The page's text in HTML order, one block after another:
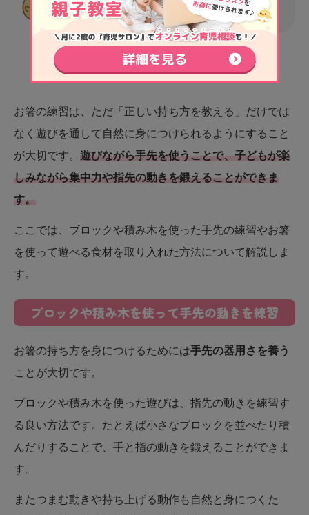
るように心がけましょう♪
遊びの中でお箸の練習をしよう
お箸の練習は、ただ「正しい持ち方を教える」だけでは
なく遊びを通して自然に身につけられるようにすること
が大切です。 遊びながら手先を使うことで、子どもが楽
しみながら集中力や指先の動きを鍛えることができま
す。
ここでは、ブロックや積み木を使った手先の練習やお箸
を使って遊べる食材を取り入れた方法について解説しま
す。
ブロックや積み木を使って手先の動きを練習
お箸の持ち方を身につけるためには手先の器用さを養う
ことが大切です。
ブロックや積み木を使った遊びは、指先の動きを練習す
る良い方法です。たとえば小さなブロックを並べたり積
んだりすることで、手と指の動きを鍛えることができま
す。
またつまむ動きや持ち上げる動作も自然と身につくた